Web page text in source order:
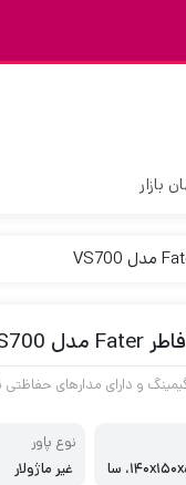
بازار
و دارای مدارهای حفاظتی
۱۴۰x۱۵۰x۸۶mm، سا
نوع پاور
غیر ماژولار